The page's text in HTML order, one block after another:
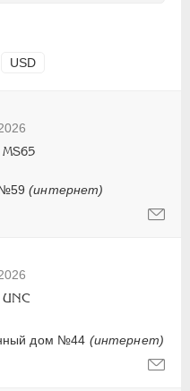
USD
№59(интернет)
MS65
дом №44 (интернет)
UNC